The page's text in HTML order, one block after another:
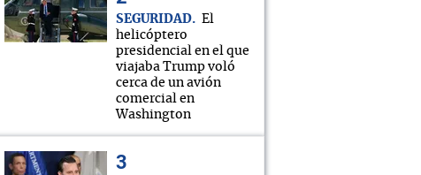
SEGURIDAD
El
helicóptero
presidencial en el que
viajaba Trump voló
cerca de un avión
comercial en
Washington